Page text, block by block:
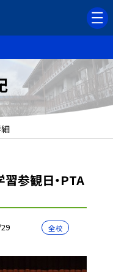
参観日・PTA
全校